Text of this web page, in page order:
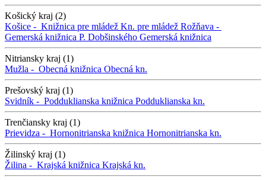
Košický kraj (2)
Košice - Knižnica pre mládež Kn. pre mládež Rožňava -
Gemerská knižnica P. Dobšinského Gemerská knižnica
Nitriansky kraj (1)
Mužla - Obecná knižnica Obecná kn.
Prešovský kraj (1)
Svidník - Podduklianska knižnica Podduklianska kn.
Trenčiansky kraj (1)
Prievidza - Hornonitrianska knižnica Hornonitrianska kn.
Žilinský kraj (1)
Žilina - Krajská knižnica Krajská kn.